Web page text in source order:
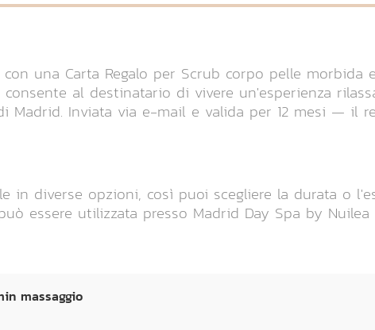
una Carta Regalo per Scrub corpo pelle morbida
consente al destinatario di vivere un'esperienza
Madrid. Inviata via e-mail e valida per 12 mesi — il
in diverse opzioni, così puoi scegliere la durata o
essere utilizzata presso Madrid Day Spa by
massaggio